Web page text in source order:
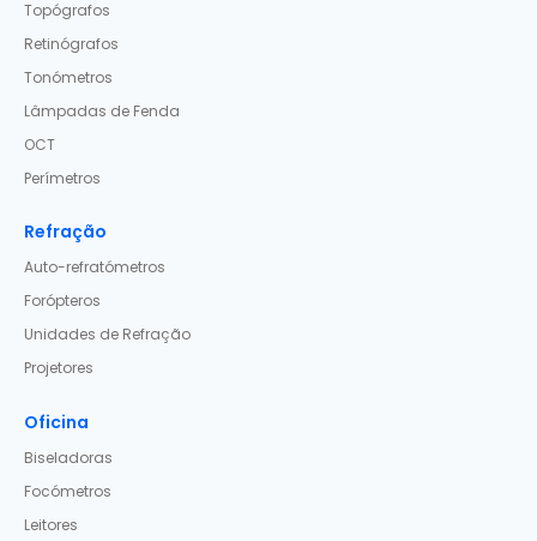
Topógrafos
Retinógrafos
Tonómetros
Lâmpadas de Fenda
OCT
Perímetros
Refração
Auto-refratómetros
Forópteros
Unidades de Refração
Projetores
Oficina
Biseladoras
Focómetros
Leitores